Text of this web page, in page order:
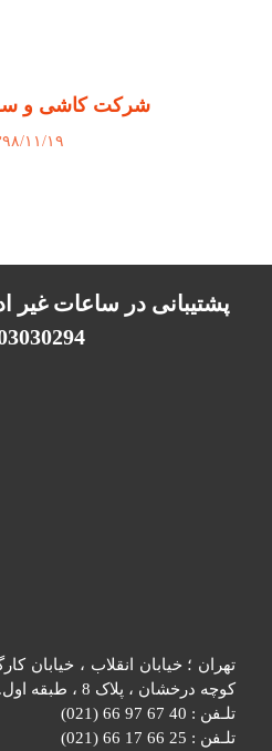
شرکت کاشی و
۱۳۹۸/۱۱/
تهران ؛ خیابان انقلاب ، خیابان
کوچه درخشان ، پلاک 8 ، طبقه اول.
تلـفن : 40 67 97 66 (021)
تلـفن : 25 66 17 66 (021)